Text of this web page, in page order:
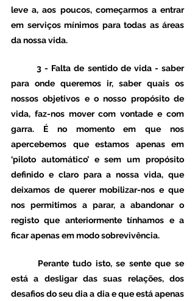
leve a, aos poucos, começarmos a entrar
em serviços mínimos para todas as áreas
da nossa vida.
3 - Falta de sentido de vida - saber
para onde queremos ir, saber quais os
nossos objetivos e o nosso propósito de
vida, faz-nos mover com vontade e com
garra. É no momento em que nos
apercebemos que estamos apenas em
‘piloto automático’ e sem um propósito
definido e claro para a nossa vida, que
deixamos de querer mobilizar-nos e que
nos permitimos a parar, a abandonar o
registo que anteriormente tínhamos e a
ficar apenas em modo sobrevivência.
está a desligar das suas relações, dos
desafios do seu dia a dia e que está apenas